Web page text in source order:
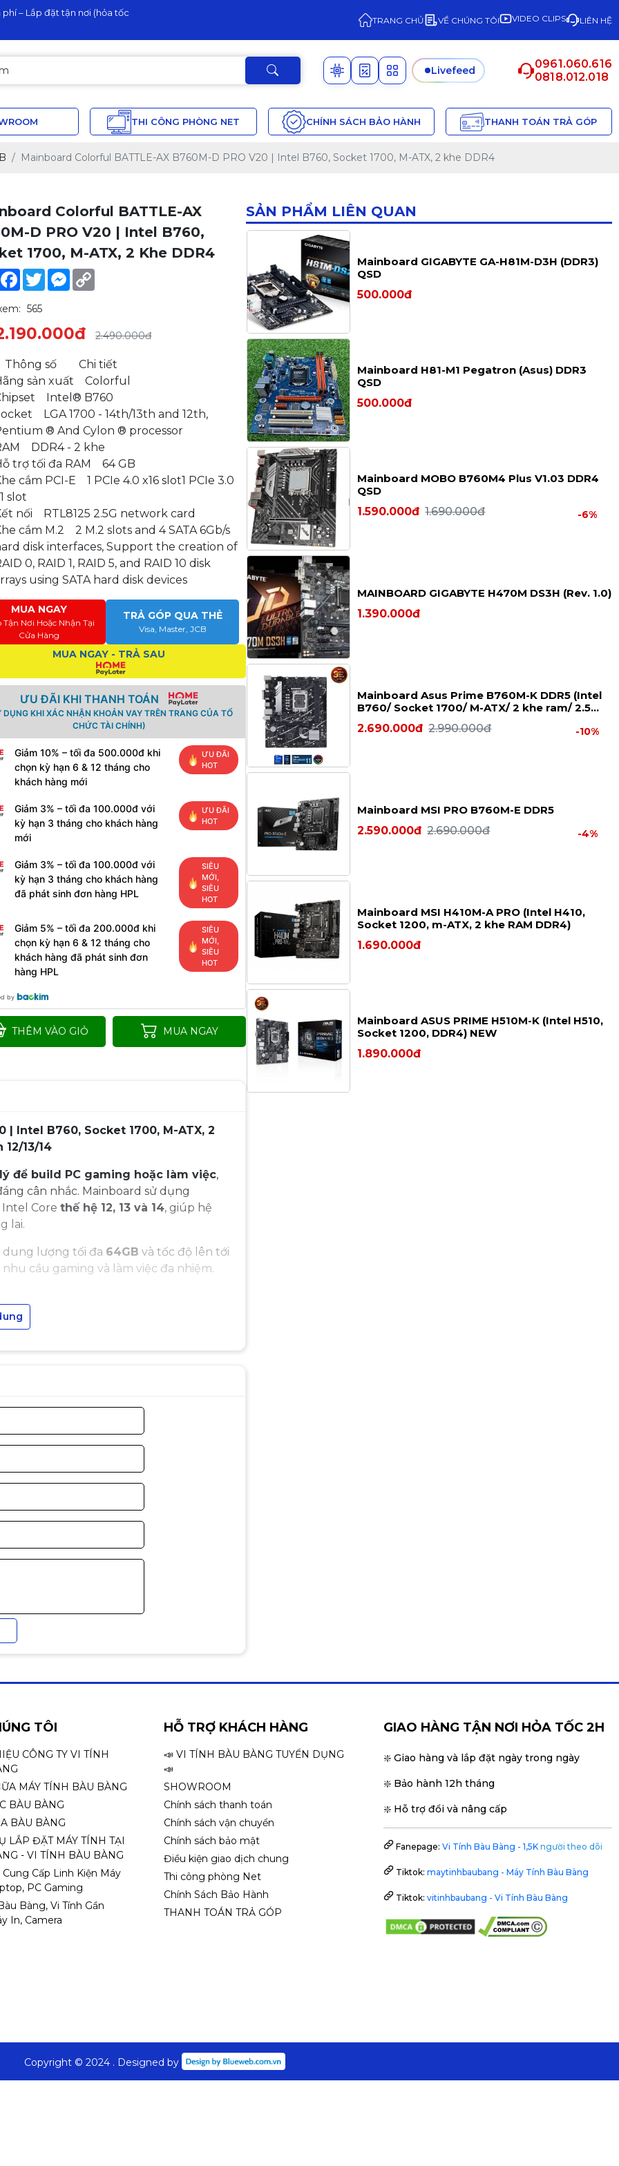
phí – Lắp đặt tận nơi (hỏa tốc
TRANG CHỦ VỀ CHÚNG TÔI VIDEO CLIPS LIÊN HỆ
Livefeed
0961.060.616
0818.012.018
THI CÔNG PHÒNG NET CHÍNH SÁCH BẢO HÀNH THANH TOÁN TRẢ GÓP
Mainboard Colorful BATTLE-AX B760M-D PRO V20 | Intel B760, Socket 1700, M-ATX, 2 khe DDR4
Colorful BATTLE-AX
D PRO V20 | Intel B760,
1700, M-ATX, 2 Khe DDR4
Facebook
TwitterMessenger
565
2.490.000đ
Thông số Chi tiết
sản xuất Colorful
Intel® B760
LGA 1700 - 14th/13th and 12th,
® And Cylon ® processor
DDR4 - 2 khe
trợ tối đa RAM 64 GB
cắm PCI-E 1 PCIe 4.0 x16 slot1 PCIe 3.0
slot
nối RTL8125 2.5G network card
cắm M.2 2 M.2 slots and 4 SATA 6Gb/s
disk interfaces, Support the creation of
0, RAID 1, RAID 5, and RAID 10 disk
using SATA hard disk devices
MUA NGAY
Tận Nơi Hoặc Nhận Tại
Cửa Hàng
TRẢ GÓP QUA THẺ
Visa, Master, JCB
MUA NGAY - TRẢ SAU
ƯU ĐÃI KHI THANH TOÁN
DỤNG KHI XÁC NHẬN KHOẢN VAY TRÊN TRANG CỦA TỔ
CHỨC TÀI CHÍNH)
Giảm 10% – tối đa 500.000đ khi
chọn kỳ hạn 6 & 12 tháng cho
khách hàng mới
ƯU ĐÃI
HOT
Giảm 3% – tối đa 100.000đ với
kỳ hạn 3 tháng cho khách hàng
mới
ƯU ĐÃI
HOT
Giảm 3% – tối đa 100.000đ với
kỳ hạn 3 tháng cho khách hàng
đã phát sinh đơn hàng HPL
SIÊU
MỚI,
SIÊU
HOT
Giảm 5% – tối đa 200.000đ khi
chọn kỳ hạn 6 & 12 tháng cho
khách hàng đã phát sinh đơn
hàng HPL
SIÊU
MỚI,
SIÊU
HOT
by
THÊM VÀO GIỎ MUA NGAY
| Intel B760, Socket 1700, M-ATX, 2
13/14
để build PC gaming hoặc làm việc,
cân nhắc. Mainboard sử dụng
Intel Core thế hệ 12, 13 và 14, giúp hệ
lai.
dung lượng tối đa 64GB và tốc độ lên tới
cầu gaming và làm việc đa nhiệm.
cổngUSB 3.2 Gen1, cổng xuất hình
, đáp ứng tốt nhu cầu build PC
SẢN PHẨM LIÊN QUAN
Mainboard GIGABYTE GA-H81M-D3H (DDR3)
QSD
500.000đ
Mainboard H81-M1 Pegatron (Asus) DDR3
QSD
500.000đ
Mainboard MOBO B760M4 Plus V1.03 DDR4
QSD
1.590.000đ 1.690.000đ -6%
MAINBOARD GIGABYTE H470M DS3H (Rev. 1.0)
1.390.000đ
Mainboard Asus Prime B760M-K DDR5 (Intel
B760/ Socket 1700/ M-ATX/ 2 khe ram/ 2.5
2.690.000đ 2.990.000đ -10%
Mainboard MSI PRO B760M-E DDR5
2.590.000đ 2.690.000đ -4%
Mainboard MSI H410M-A PRO (Intel H410,
Socket 1200, m-ATX, 2 khe RAM DDR4)
1.690.000đ
Mainboard ASUS PRIME H510M-K (Intel H510,
Socket 1200, DDR4) NEW
1.890.000đ
TÔI
CÔNG TY VI TÍNH
MÁY TÍNH BÀU BÀNG
BÀU BÀNG
BÀU BÀNG
LẮP ĐẶT MÁY TÍNH TẠI
- VI TÍNH BÀU BÀNG
Cung Cấp Linh Kiện Máy
PC Gaming
Bàng, Vi Tính Gần
In, Camera
HỖ TRỢ KHÁCH HÀNG
📣 VI TÍNH BÀU BÀNG TUYỂN DỤNG
📣
SHOWROOM
Chính sách thanh toán
Chính sách vận chuyển
Chính sách bảo mật
Điều kiện giao dịch chung
Thi công phòng Net
Chính Sách Bảo Hành
THANH TOÁN TRẢ GÓP
GIAO HÀNG TẬN NƠI HỎA TỐC 2H
❇️ Giao hàng và lắp đặt ngày trong ngày
❇️ Bảo hành 12h tháng
❇️ Hỗ trợ đổi và nâng cấp
Fanepage: Vi Tính Bàu Bàng - 1,5K người theo dõi
Tiktok: maytinhbaubang - Máy Tính Bàu Bàng
Tiktok: vitinhbaubang - Vi Tính Bàu Bàng
Copyright © 2024 . Designed by